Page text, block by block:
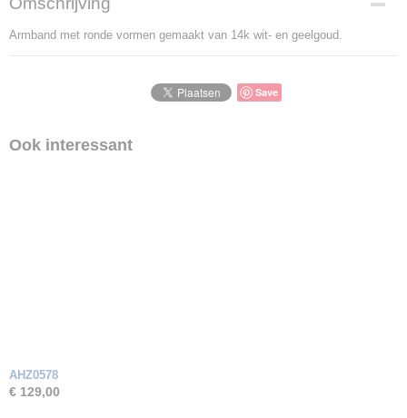
Armband met ronde vormen gemaakt van 14k wit- en geelgoud.
Save
Ook interessant
AHZ0578
€ 129,00